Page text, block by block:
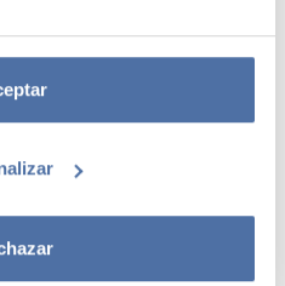
llaveros cuentan con una capa
ambos y evita que los llaveros
involuntaria o accidental. El
Medidas del colgador: 16 x